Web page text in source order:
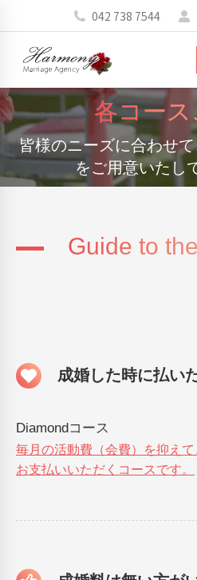
042 738 7544
各コー
皆様のニーズに合わせ
をご用意いたし
You are
Guide to
成婚した時に払い
Diamondコース
毎月の活動費（会費）を抑え
お支払いいただくコースです。